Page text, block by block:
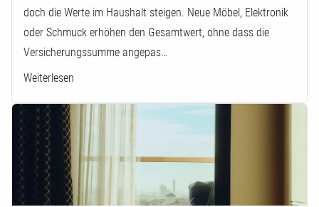
doch die Werte im Haushalt steigen. Neue Möbel, Elektronik
oder Schmuck erhöhen den Gesamtwert, ohne dass die
Versicherungssumme angepas…
Weiterlesen